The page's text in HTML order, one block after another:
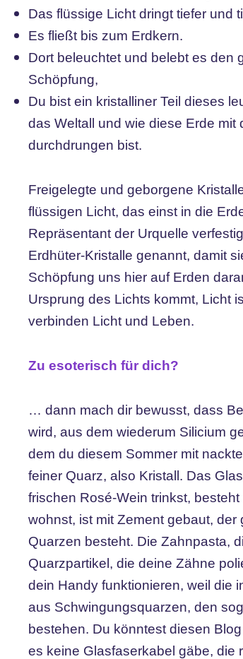
Das flüssige Licht dringt tiefer und
Es fließt bis zum Erdkern.
Dort beleuchtet und belebt es den
Schöpfung,
Du bist ein kristalliner Teil dieses
das Weltall und wie diese Erde mit
durchdrungen bist.
Freigelegte und geborgene
flüssigen Licht, das einst in die
Repräsentant der Urquelle
Erdhüter-Kristalle genannt, damit
Schöpfung uns hier auf Erden
Ursprung des Lichts kommt, Licht
verbinden Licht und Leben.
Zu esoterisch für dich?
… dann mach dir bewusst, dass
wird, aus dem wiederum Silicium
dem du diesem Sommer mit
feiner Quarz, also Kristall. Das
frischen Rosé-Wein trinkst,
wohnst, ist mit Zement gebaut,
Quarzen besteht. Die Zahnpasta,
Quarzpartikel, die deine Zähne
dein Handy funktionieren, weil die
aus Schwingungsquarzen, den
bestehen. Du könntest diesen
es keine Glasfaserkabel gäbe, die